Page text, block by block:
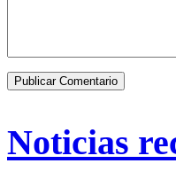
Noticias